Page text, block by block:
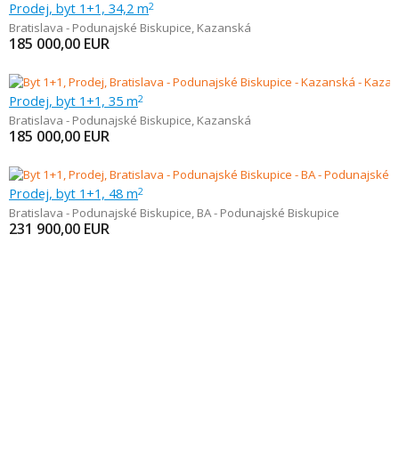
Prodej, byt 1+1, 34,2 m2
Bratislava - Podunajské Biskupice, Kazanská
185 000,00 EUR
Prodej, byt 1+1, 35 m2
Bratislava - Podunajské Biskupice, Kazanská
185 000,00 EUR
Prodej, byt 1+1, 48 m2
Bratislava - Podunajské Biskupice, BA - Podunajské Biskupice
231 900,00 EUR